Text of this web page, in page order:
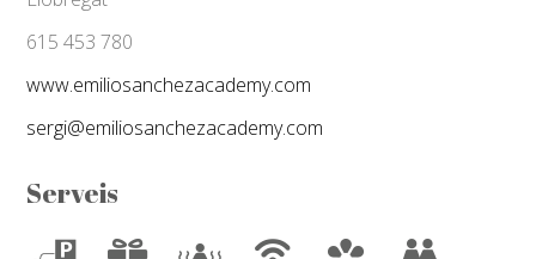
615 453 780
www.emiliosanchezacademy.com
sergi@emiliosanchezacademy.com
Serveis